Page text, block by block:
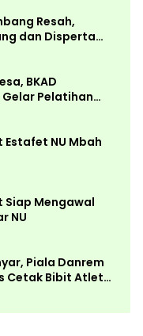
Resah,
dan Disperta
BKAD
Pelatihan
NU Mbah
Siap Mengawal
NU
Piala Danrem
Cetak Bibit Atlet